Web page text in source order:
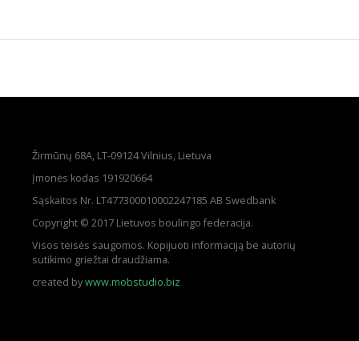
Žirmūnų 68A, LT-09124 Vilnius, Lietuva
Įmonės kodas 191920664
Sąskaitos Nr. LT477300010002247185 AB Swedbank
Copyright © 2017 Lietuvos boulingo federacija.
Visos teisės saugomos. Kopijuoti informaciją be autorių
sutikimo griežtai draudžiama.
created bywww.mobstudio.biz